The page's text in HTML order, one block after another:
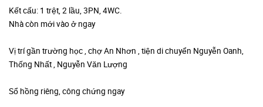
Kết cấu: 1 trệt, 2 lầu, 3PN, 4WC.
Nhà còn mới vào ở ngay
Vị trí gần trường học , chợ An Nhơn , tiện di chuyển Nguyễn Oanh,
Thống Nhất , Nguyễn Văn Lượng
Sổ hồng riêng, công chứng ngay